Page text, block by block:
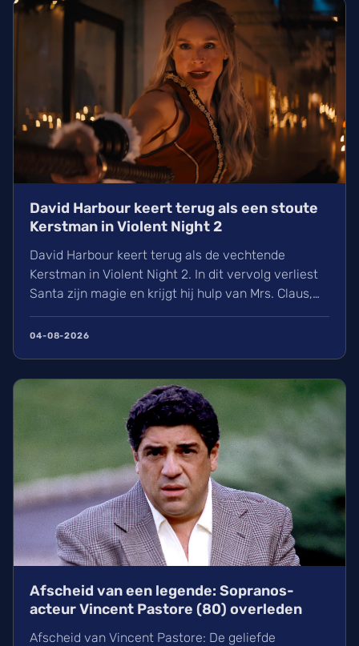
IMAX-release.
David Harbour keert terug als een stoute
Kerstman in Violent Night 2
David Harbour keert terug als de vechtende
Kerstman in Violent Night 2. In dit vervolg verliest
Santa zijn magie en krijgt hij hulp van Mrs. Claus,
gespeeld door Kristen Bell. Ontdek alles over de
nieuwe cast met Jared Harris, het Viking-verleden
04-08-2026
Afscheid van een legende: Sopranos-
acteur Vincent Pastore (80) overleden
Afscheid van Vincent Pastore: De geliefde